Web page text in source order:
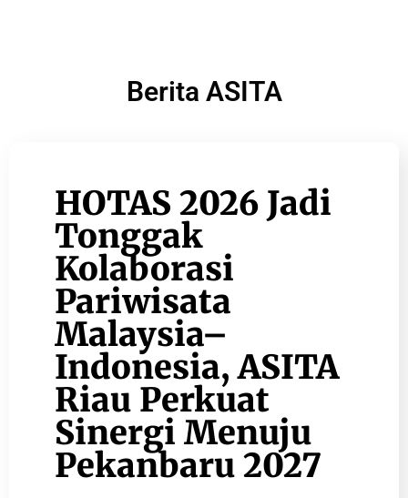
Berita ASITA
HOTAS 2026 Jadi
Tonggak
Kolaborasi
Pariwisata
Malaysia–
Indonesia, ASITA
Riau Perkuat
Sinergi Menuju
Pekanbaru 2027